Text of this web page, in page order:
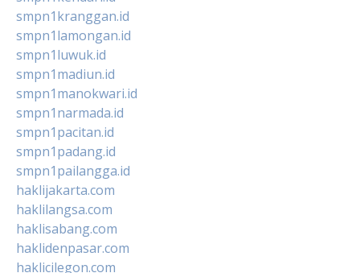
smpn1kranggan.id
smpn1lamongan.id
smpn1luwuk.id
smpn1madiun.id
smpn1manokwari.id
smpn1narmada.id
smpn1pacitan.id
smpn1padang.id
smpn1pailangga.id
haklijakarta.com
haklilangsa.com
haklisabang.com
haklidenpasar.com
haklicilegon.com